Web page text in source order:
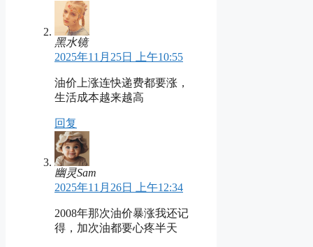
黑水镜
2025年11月25日 上午10:55
油价上涨连快递费都要涨，
生活成本越来越高
回复
幽灵Sam
2025年11月26日 上午12:34
2008年那次油价暴涨我还记
得，加次油都要心疼半天